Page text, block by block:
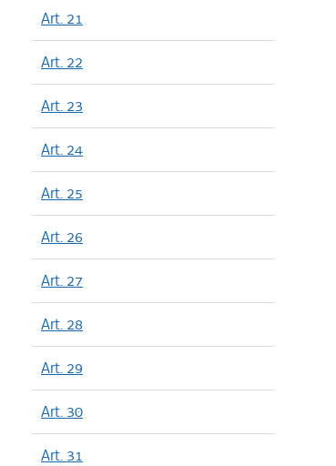
Art. 21
Art. 22
Art. 23
Art. 24
Art. 25
Art. 26
Art. 27
Art. 28
Art. 29
Art. 30
Art. 31